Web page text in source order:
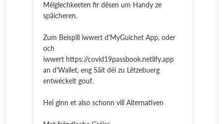
Méiglechkeeten fir dësen um Handy ze
späicheren.
Zum Beispill iwwert d'MyGuichet App, oder
och
iwwert https://covid19passbook.netlify.app
an d'Wallet, eng Säit déi zu Lëtzebuerg
entwéckelt gouf.
Hei ginn et also schonn vill Alternativen